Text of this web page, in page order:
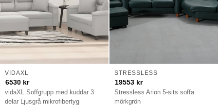
vidaXL Soffgrupp med kuddar 3
delar Ljusgrå mikrofibertyg
VIDAXL
6530 kr
Stressless Arion 5-sits soffa
mörkgrön
STRESSLESS
19553 kr